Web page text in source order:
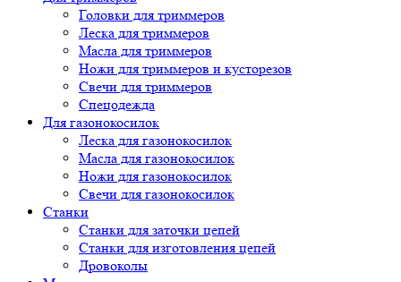
Головки для триммеров
Леска для триммеров
Масла для триммеров
Ножи для триммеров и кусторезов
Свечи для триммеров
Спецодежда
Для газонокосилок
Леска для газонокосилок
Масла для газонокосилок
Ножи для газонокосилок
Свечи для газонокосилок
Станки
Cтанки для заточки цепей
Станки для изготовления цепей
Дровоколы